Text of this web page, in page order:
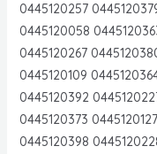
0445120257
0445120058
0445120267
0445120109
0445120392
0445120373
0445120398